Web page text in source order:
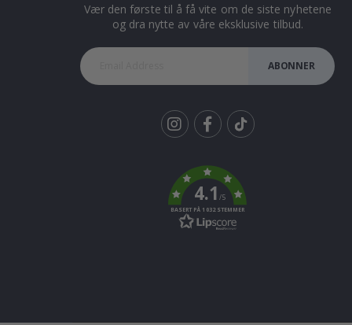
Vær den første til å få vite om de siste nyhetene
og dra nytte av våre eksklusive tilbud.
ABONNER
k
4.1/5
BASERT PÅ 1032 STEMMER